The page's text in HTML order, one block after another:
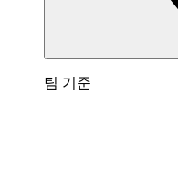
팀 기준